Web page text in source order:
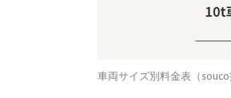
車両サイズ別料金表（souco